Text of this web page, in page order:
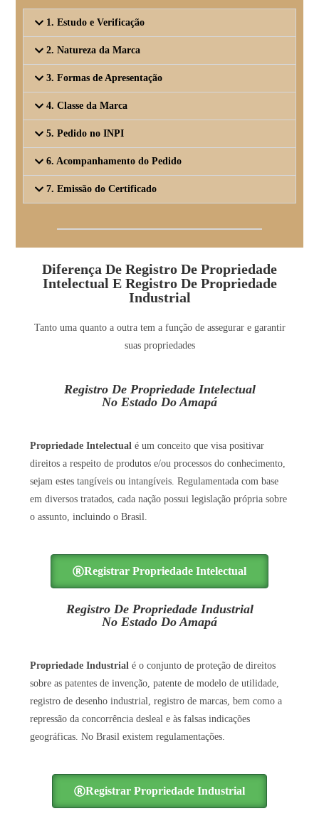
1. Estudo e Verificação
2. Natureza da Marca
3. Formas de Apresentação
4. Classe da Marca
5. Pedido no INPI
6. Acompanhamento do Pedido
7. Emissão do Certificado
Diferença De Registro De Propriedade
Intelectual E Registro De Propriedade
Industrial
Tanto uma quanto a outra tem a função de assegurar e garantir
suas propriedades
Registro De Propriedade Intelectual
No Estado Do Amapá
Propriedade Intelectual é um conceito que visa positivar
direitos a respeito de produtos e/ou processos do conhecimento,
sejam estes tangíveis ou intangíveis. Regulamentada com base
em diversos tratados, cada nação possui legislação própria sobre
o assunto, incluindo o Brasil.
Registrar Propriedade Intelectual
Registro De Propriedade Industrial
No Estado Do Amapá
Propriedade Industrial é o conjunto de proteção de direitos
sobre as patentes de invenção, patente de modelo de utilidade,
registro de desenho industrial, registro de marcas, bem como a
repressão da concorrência desleal e às falsas indicações
geográficas. No Brasil existem regulamentações.
Registrar Propriedade Industrial